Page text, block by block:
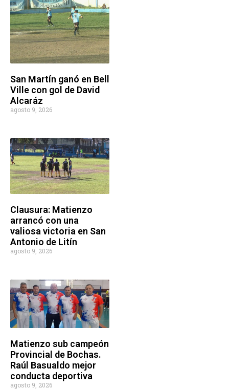
San Martín ganó en Bell
Ville con gol de David
Alcaráz
agosto 9, 2026
Clausura: Matienzo
arrancó con una
valiosa victoria en San
Antonio de Litín
agosto 9, 2026
Matienzo sub campeón
Provincial de Bochas.
Raúl Basualdo mejor
conducta deportiva
agosto 9, 2026